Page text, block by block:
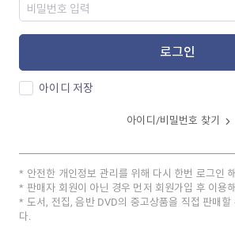
로그인
아이디 저장
아이디/비밀번호 찾기
안전한 개인정보 관리를 위해 다시 한번 로그인
판매자 회원이 아닌 경우 먼저 회원가입 후 이용
도서, 전집, 음반 DVD의 중고상품을 직접 판매할
다.